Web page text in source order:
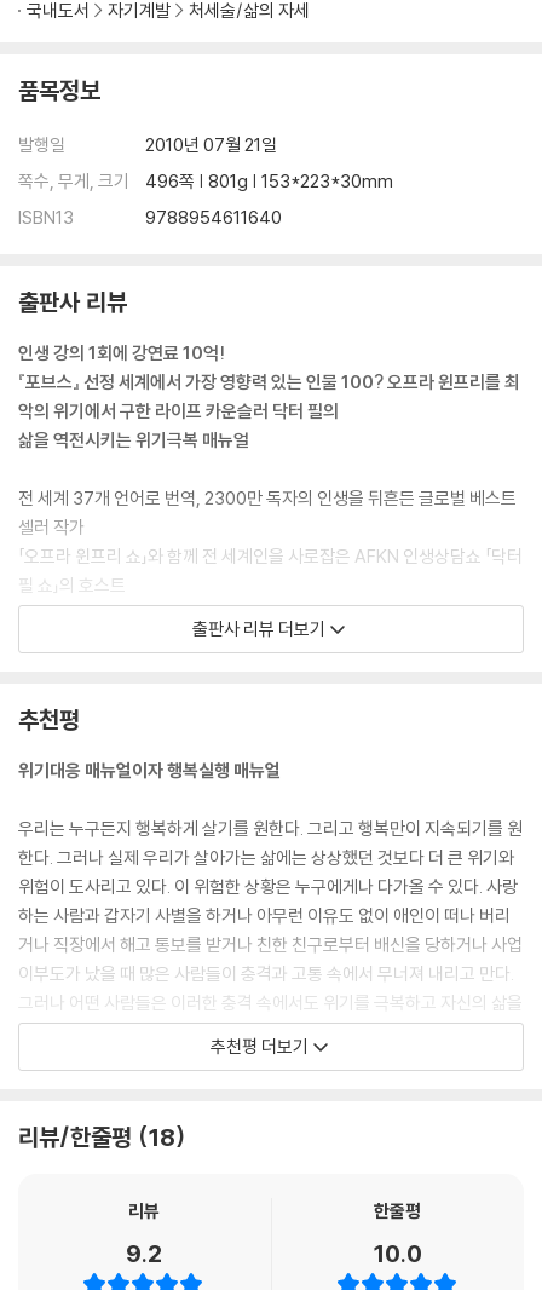
TIP>>> 정신병 환자를 돕는 위기 대처법
제6일 중독
중독에 발목 잡히는 날
TIP>>> 마약이나 술에 빠진 자녀와 대화를 트는 법
치명적 유혹, 치명적 파멸 _중독 클로즈업
우리 생애 최악의 전쟁, 그러나 희망은 있다 _중독의 문을 닫으며
제7일 존재의 위기
삶의 목적을 잃어버리고‘왜?’라는 질문에 아무 대답도 못 하는 날
삶의 이유가 없을 때 모든 것이 버겁다 _존재의 위기 미리보기
왜 사는가? 인류의 숙명, 오래된 난제 _존재의 위기 클로즈업
아등바등 사느라 쫓겨난 내‘진짜’자아 불러오기
_삶의 목적을 되찾기 ?한 인생 전략
내가 던진 생의 질문, 끝까지 물어뜯어라 _룁?의 위기의 문을 닫으며
그리고 삶은 계속되었다
인생은 고정된 스냅사진이 아니라 절찬 상영중인 영화이다
당신은 오늘도 기적을 살았다
부록
주
참고자료
옮긴이의 말 코끼리 한 마리를 먹어치우는 방법
추천의 말 위기대응 매뉴얼이자 행복실행 매뉴얼
국내도서 자기계발 처세술/삶의 자세
품목정보
발행일
2010년 07월 21일
쪽수, 무게, 크기
496쪽 | 801g | 153*223*30mm
ISBN13
9788954611640
출판사 리뷰
인생 강의 1회에 강연료 10억!
『포브스』 선정 세계에서 가장 영향력 있는 인물 100? 오프라 윈프리를 최
악의 위기에서 구한 라이프 카운슬러 닥터 필의
삶을 역전시키는 위기극복 매뉴얼
전 세계 37개 언어로 번역, 2300만 독자의 인생을 뒤흔든 글로벌 베스트
셀러 작가
「오프라 윈프리 쇼」와 함께 전 세계인을 사로잡은 AFKN 인생상담쇼 「닥터
필 쇼」의 호스트
「디스커버리 채널」 미국인 240만 명 대상 여론조사―역사상 가장 위대한
「U.S 위클리」 보도 “닥터 필 인생 강의 직접 들으려면 최소 7억 5천~10억
강연료 지불해야”
“인생은 가혹하다. 가혹한 시련의 연속이다!
그러나, 우리는 시련의 희생자로 남을 수만은 없다!”
극한의 시련을 통해 배우는 생의 진실, 리얼 라이프!
S# 1
문을 열고 집 안으로 들어서서 갓 구운 쿠키 냄새를 맡는 순간, 찰리는 직감
적으로 무언가 잘못되었다는 것을 느꼈다. 아니나 다를까, 부엌에는 평소
에 좋아하던 설탕 뿌린 쿠키가 접시에 담겨 있었고, 옆에 메모지 한 장이 놓
“화장실에는 들어가지 말아요. 그냥 911에 신고해요. 그리고 앉아서 기다
27년 동안 함께 결혼생활을 꾸려왔던 그의 아내는 그렇게 어느 날 아무런
그룹 ‘블랙 아이드 피스’의 보컬 ‘퍼기’는 무려 40kg이나 살이 내릴 정도로
절대적인 우울과 공황에 빠진 적이 있다. 그때 그녀는 FBI에서부터 가까운
출판사 리뷰 더보기
추천평
위기대응 매뉴얼이자 행복실행 매뉴얼
우리는 누구든지 행복하게 살기를 원한다. 그리고 행복만이 지속되기를 원
한다. 그러나 실제 우리가 살아가는 삶에는 상상했던 것보다 더 큰 위기와
위험이 도사리고 있다. 이 위험한 상황은 누구에게나 다가올 수 있다. 사랑
하는 사람과 갑자기 사별을 하거나 아무런 이유도 없이 애인이 떠나 버리
거나 직장에서 해고 통보를 받거나 친한 친구로부터 배신을 당하거나 사업
이부도가 났을 때 많은 사람들이 충격과 고통 속에서 무너져 내리고 만다.
그러나 어떤 사람들은 이러한 충격 속에서도 위기를 극복하고 자신의 삶을
더욱 가치 있는 것으로 만들어 간다.
그 차이는 무엇에서 오는 것일까? 닥터 필의 ‘리얼 라이프’는 누구나 맞닥
한 야간비행을 즐기던 조종사가 갑작스런 폭풍우를 만나거나 계기판에 고
얼’을 보는 것처럼 명료하고 구체적이다. 이 매뉴얼을 미리 보고 사전훈련
의 목숨을 구할 뿐만 아니라 위기로부터의 극복이라는 더 큰 자긍심과 자
추천평 더보기
리뷰/한줄평 18
리뷰
9.2
한줄평
10.0